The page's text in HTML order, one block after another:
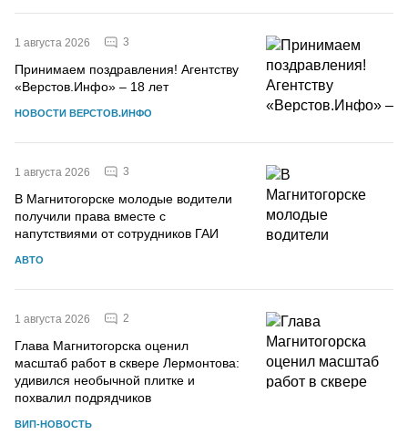
1 августа 2026 3
Принимаем поздравления! Агентству
«Верстов.Инфо» – 18 лет
НОВОСТИ ВЕРСТОВ.ИНФО
1 августа 2026 3
В Магнитогорске молодые водители
получили права вместе с
напутствиями от сотрудников ГАИ
АВТО
1 августа 2026 2
Глава Магнитогорска оценил
масштаб работ в сквере Лермонтова:
удивился необычной плитке и
похвалил подрядчиков
ВИП-НОВОСТЬ